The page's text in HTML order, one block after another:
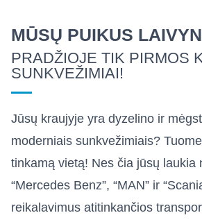
MŪSŲ PUIKUS
PRADŽIOJE TIK PIRMOS
SUNKVEŽIMIAI!
Jūsų kraujyje yra dyzelino ir
moderniais sunkvežimiais?
tinkamą vietą! Nes čia jūsų laukia
“Mercedes Benz”, “MAN” ir
reikalavimus atitinkančios